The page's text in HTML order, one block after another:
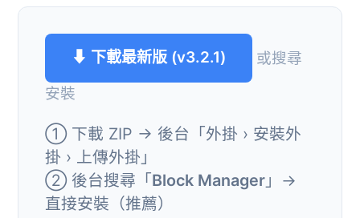
⬇ 下載最新版 (v3.2.1)
或搜尋
安裝
① 下載 ZIP → 後台「外掛 › 安裝外
掛 › 上傳外掛」
② 後台搜尋「Block Manager 」→
直接安裝（推薦）